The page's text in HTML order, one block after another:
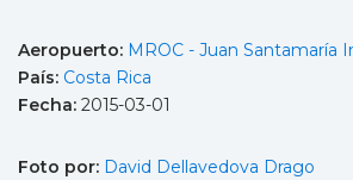
Aeropuerto: MROC - Juan Santamaría
País: Costa Rica
Fecha: 2015-03-01
Foto por: David Dellavedova Drago